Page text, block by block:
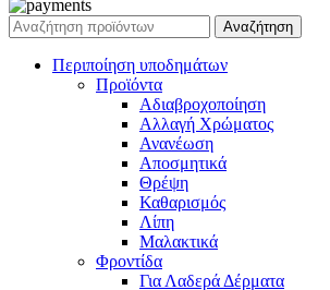
Αναζήτηση
Περιποίηση υποδημάτων
Προϊόντα
Αδιαβροχοποίηση
Αλλαγή Χρώματος
Ανανέωση
Αποσμητικά
Θρέψη
Καθαρισμός
Λίπη
Μαλακτικά
Φροντίδα
Για Λαδερά Δέρματα